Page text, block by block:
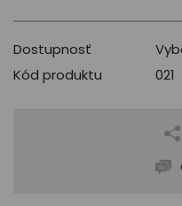
Dostupnosť
Kód produktu
021